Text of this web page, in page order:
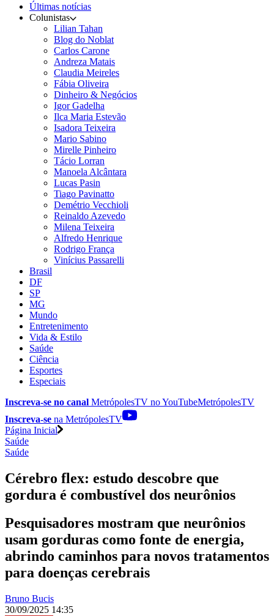
Últimas notícias
Colunistas
Lilian Tahan
Blog do Noblat
Carlos Carone
Andreza Matais
Claudia Meireles
Fábia Oliveira
Dinheiro & Negócios
Igor Gadelha
Ilca Maria Estevão
Isadora Teixeira
Mario Sabino
Mirelle Pinheiro
Tácio Lorran
Manoela Alcântara
Lucas Pasin
Tiago Pavinatto
Demétrio Vecchioli
Reinaldo Azevedo
Milena Teixeira
Alfredo Henrique
Rodrigo França
Vinícius Passarelli
Brasil
DF
SP
MG
Mundo
Entretenimento
Vida & Estilo
Saúde
Ciência
Esportes
Especiais
Inscreva-se no canal MetrópolesTV noYouTubeMetrópolesTV
Inscreva-se na MetrópolesTV
Página Inicial
Saúde
Saúde
Cérebro flex: estudo descobre que
gordura é combustível dos neurônios
Pesquisadores mostram que neurônios
usam gorduras como fonte de energia,
abrindo caminhos para novos tratamentos
para doenças cerebrais
Bruno Bucis
30/09/2025 14:35